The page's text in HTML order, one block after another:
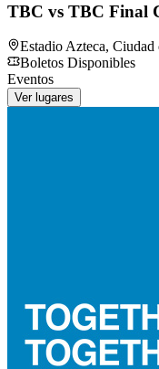
TBC vs TBC Final
Estadio Azteca, Ciudad
Boletos Disponibles
Eventos
Ver lugares